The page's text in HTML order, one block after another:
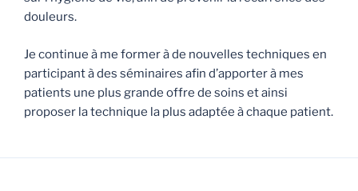
douleurs.
Je continue à me former à de nouvelles techniques en
participant à des séminaires afin d’apporter à mes
patients une plus grande offre de soins et ainsi
proposer la technique la plus adaptée à chaque patient.